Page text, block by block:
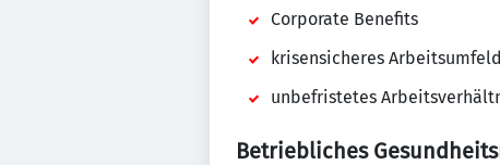
Corporate Benefits
krisensicheres Arbeitsumfeld
unbefristetes
Betriebliches